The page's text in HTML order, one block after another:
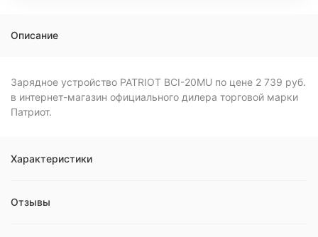
Описание
Зарядное устройство PATRIOT BCI-20MU по цене 2 739 руб.
в интернет-магазин официального дилера торговой марки
Патриот.
Характеристики
Отзывы